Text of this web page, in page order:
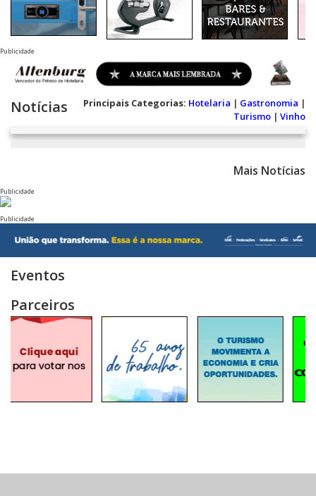
Publicidade
Notícias Principais Categorias: Hotelaria | Gastronomia |
Turismo | Vinho
Mais Notícias
Publicidade
Publicidade
Eventos
Parceiros